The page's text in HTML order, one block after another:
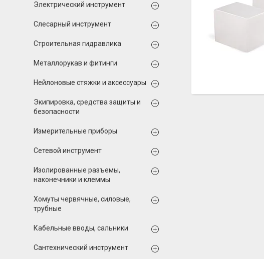
Электрический инструмент
Слесарный инструмент
Строительная гидравлика
Металлорукав и фитинги
Нейлоновые стяжки и аксессуары
Экипировка, средства защиты и
безопасности
Измерительные приборы
Сетевой инструмент
Изолированные разъемы,
наконечники и клеммы
Хомуты червячные, силовые,
трубные
Кабельные вводы, сальники
Сантехнический инструмент